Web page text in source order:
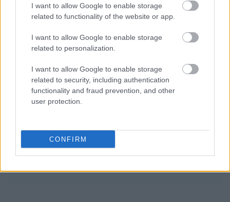
I want to allow Google to enable storage
related to functionality of the website or app.
I want to allow Google to enable storage
related to personalization.
I want to allow Google to enable storage
related to security, including authentication
functionality and fraud prevention, and other
user protection.
CONFIRM
Διαβάζονται αυτή τη στιγμή
Τράπεζες: Στα 55,5 εκατ. ευρώ ο λογαριασμός
από τα δάνεια του ν. Κατσέλη
ξενοδοχεία, νησιά και επενδύσεις
Τα ανοιχτά μέτωπα για την ενίσχυση της